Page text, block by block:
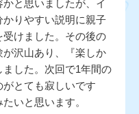
と思いましたが、イ
りやすい説明に親子
けました。その後の
沢山あり、『楽しか
した。次回で1年間の
とても寂しいです
いと思います。